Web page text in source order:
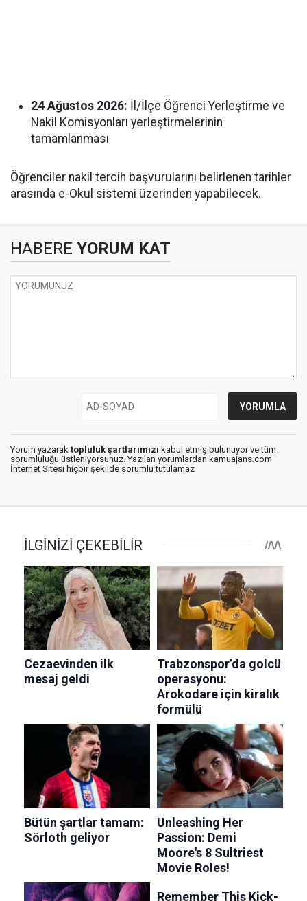
24 Ağustos 2026: İl/İlçe Öğrenci Yerleştirme ve
Nakil Komisyonları yerleştirmelerinin
tamamlanması
Öğrenciler nakil tercih başvurularını belirlenen tarihler
arasında e-Okul sistemi üzerinden yapabilecek.
HABERE YORUM KAT
Yorum yazarak topluluk şartlarımızı kabul etmiş bulunuyor ve tüm
sorumluluğu üstleniyorsunuz. Yazılan yorumlardan kamuajans.com
İnternet Sitesi hiçbir şekilde sorumlu tutulamaz